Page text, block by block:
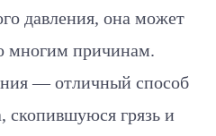
давления, она может
многим причинам.
— отличный способ
скопившуюся грязь и